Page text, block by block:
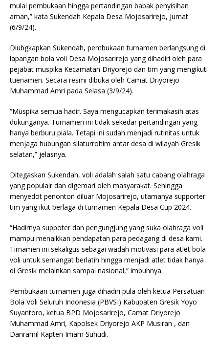
mulai pembukaan hingga pertandingan babak penyisihan
aman,” kata Sukendah Kepala Desa Mojosarirejo, Jumat
(6/9/24).
Diubgkapkan Sukendah, pembukaan turnamen berlangsung di
lapangan bola voli Desa Mojosarirejo yang dihadiri oleh para
pejabat muspika Kecamatan Driyorejo dan tim yang mengikuti
tuenamen. Secara resmi dibuka oleh Camat Driyorejo
Muhammad Amri pada Selasa (3/9/24).
“Muspika semua hadir. Saya mengucapkan terimakasih atas
dukunganya. Turnamen ini tidak sekedar pertandingan yang
hanya berburu piala. Tetapi ini sudah menjadi rutinitas untuk
menjaga hubungan silaturrohim antar desa di wilayah Gresik
selatan,” jelasnya.
Ditegaskan Sukendah, voli adalah salah satu cabang olahraga
yang populair dan digemari oleh masyarakat. Sehingga
menyedot penonton diluar Mojosarirejo, utamanya supporter
tim yang ikut berlaga di turnamen Kepala Desa Cup 2024.
“Hadirnya suppoter dan pengungjung yang suka olahraga voli
mampu menaikkan pendapatan para pedagang di desa kami.
Tirnamen ini sekaligus sebagai wadah motivasi para atlet bola
voli untuk semangat berlatih hingga menjadi atlet tidak hanya
di Gresik melainkan sampai nasional,” imbuhnya.
Pembukaan turnamen juga dihadiri pula oleh ketua Persatuan
Bola Voli Seluruh Indonesia (PBVSI) Kabupaten Gresik Yoyo
Suyantoro, ketua BPD Mojosarirejo, Camat Driyorejo
Muhammad Amri, Kapolsek Driyorejo AKP Musiran , dan
Danramil Kapten Imam Suhudi.